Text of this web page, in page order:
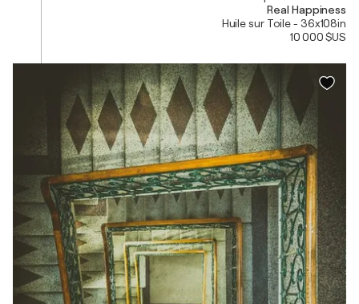
Real Happiness
Huile sur Toile - 36x108in
10 000 $US